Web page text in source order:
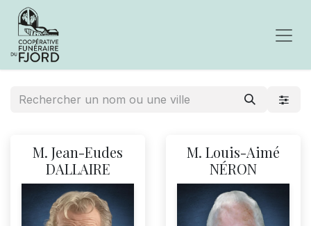
M. Jean-Eudes
DALLAIRE
M. Louis-Aimé
NÉRON